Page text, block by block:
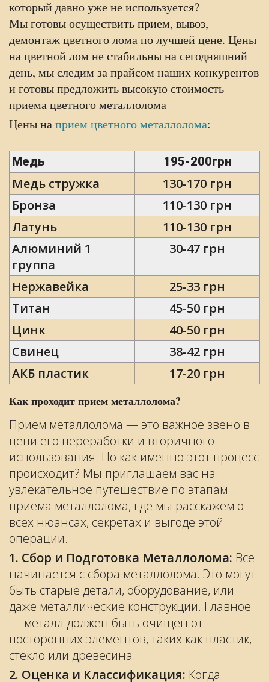
который давно уже не используется?
Мы готовы осуществить прием, вывоз,
демонтаж цветного лома по лучшей цене. Цены
на цветной лом не стабильны на сегодняшний
день, мы следим за прайсом наших конкурентов
и готовы предложить высокую стоимость
приема цветного металлолома
Цены наприем цветного металлолома:
Медь 195-200грн
Медь стружка
130-170 грн
Бронза
110-130 грн
Латунь
110-130 грн
Алюминий 1
группа
30-47 грн
Нержавейка
25-33 грн
Титан
45-50 грн
Цинк
40-50 грн
Свинец
38-42 грн
АКБ пластик
17-20 грн
Как проходит прием металлолома?
Прием металлолома — это важное звено в
цепи его переработки и вторичного
использования. Но как именно этот процесс
происходит? Мы приглашаем вас на
увлекательное путешествие по этапам
приема металлолома, где мы расскажем о
всех нюансах, секретах и выгоде этой
операции.
1. Сбор и Подготовка Металлолома: Все
начинается с сбора металлолома. Это могут
быть старые детали, оборудование, или
даже металлические конструкции. Главное
— металл должен быть очищен от
посторонних элементов, таких как пластик,
стекло или древесина.
2. Оценка и Классификация: Когда